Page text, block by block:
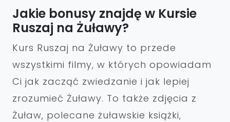
Jakie bonusy znajdę w Kursie
Ruszaj na Żuławy?
Kurs Ruszaj na Żuławy to przede
wszystkimi filmy, w których opowiadam
Ci jak zacząć zwiedzanie i jak lepiej
zrozumieć Żuławy. To także zdjęcia z
Żuław, polecane żuławskie książki,